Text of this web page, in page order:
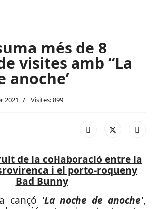
més de 8
visites amb “La
anoche’
2021 Visites: 899
de la col·laboració entre la
i el porto-roqueny
Bad Bunny
cançó 'La noche de anoche',